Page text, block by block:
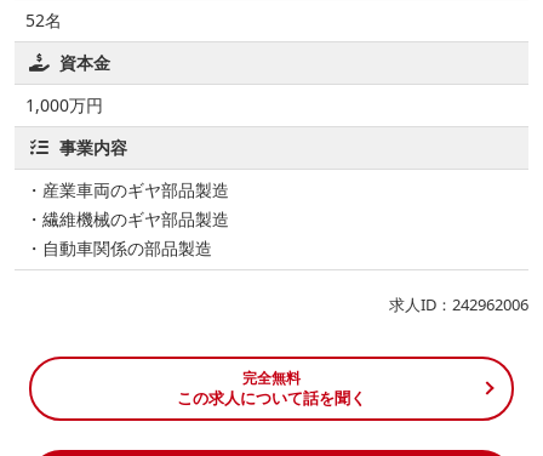
52名
資本金
1,000万円
事業内容
・産業車両のギヤ部品製造
・繊維機械のギヤ部品製造
・自動車関係の部品製造
求人ID：242962006
完全無料
この求人について話を聞く